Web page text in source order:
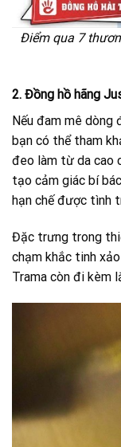
Điểm qua 7
2. Đồng hồ hãng
Nếu đam mê dòng
bạn có thể tham
đeo làm từ da cao
tạo cảm giác bí
hạn chế được tình
Đặc trưng trong
chạm khắc tinh
Trama còn đi kèm